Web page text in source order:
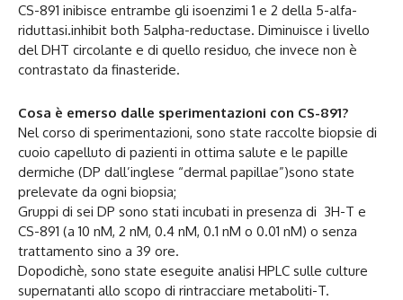
CS-891 inibisce entrambe gli isoenzimi 1 e 2 della 5-alfa-
riduttasi.inhibit both 5alpha-reductase. Diminuisce i livello
del DHT circolante e di quello residuo, che invece non è
contrastato da finasteride.
Cosa è emerso dalle sperimentazioni con CS-891?
Nel corso di sperimentazioni, sono state raccolte biopsie di
cuoio capelluto di pazienti in ottima salute e le papille
dermiche (DP dall’inglese “dermal papillae”)sono state
prelevate da ogni biopsia;
Gruppi di sei DP sono stati incubati in presenza di 3H-T e
CS-891 (a 10 nM, 2 nM, 0.4 nM, 0.1 nM o 0.01 nM) o senza
trattamento sino a 39 ore.
Dopodichè, sono state eseguite analisi HPLC sulle culture
supernatanti allo scopo di rintracciare metaboliti-T.